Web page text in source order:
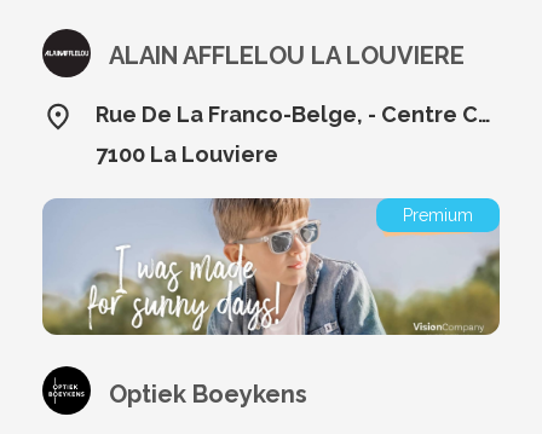
ALAIN AFFLELOU LA LOUVIERE
Rue De La Franco-Belge, - Centre Commercial Cora 28,
7100 La Louviere
Premium
Optiek Boeykens